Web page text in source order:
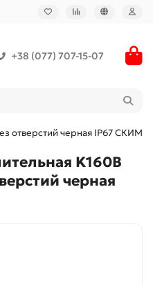
+38 (077) 707-15-07
отверстий черная IP67 СКИМ
K160B
черная